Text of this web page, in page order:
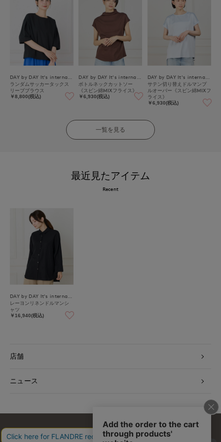
ランダムサッカータックス
リーブブラウス
￥8,800(税込)
ボトルネックカットソー
《スビン綿MIXフライス》
￥6,930(税込)
サテン切り替えドルマンプ
ルオーバー《スビン綿MIXフ
ライス》
￥6,930(税込)
一覧を見る
最近見たアイテム
Recent
レーヨンリネンドルマンシ
ャツ
￥16,940(税込)
店舗
ニュース